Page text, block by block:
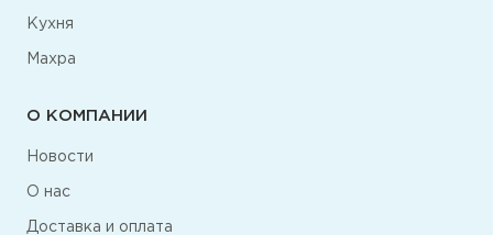
Кухня
Махра
О КОМПАНИИ
Новости
О нас
Доставка и оплата